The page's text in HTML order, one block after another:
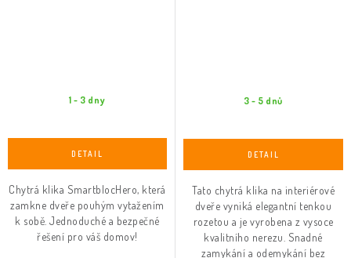
1 - 3 dny
Chytrá klika SmartblocHero, která
zamkne dveře pouhým vytažením
k sobě. Jednoduché a bezpečné
řešení pro váš domov!
3 - 5 dnů
Tato chytrá klika na interiérové
dveře vyniká elegantní tenkou
rozetou a je vyrobena z vysoce
kvalitního nerezu. Snadné
zamykání a odemykání bez